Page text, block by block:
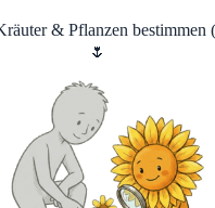
& Pflanzen bestimmen
🌷